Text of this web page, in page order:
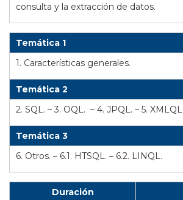
consulta y la extracción de datos.
Temática 1
1. Características generales.
Temática 2
2. SQL. – 3. OQL. – 4. JPQL. – 5. XMLQL.
Temática 3
6. Otros. – 6.1. HTSQL. – 6.2. LINQL.
Duración